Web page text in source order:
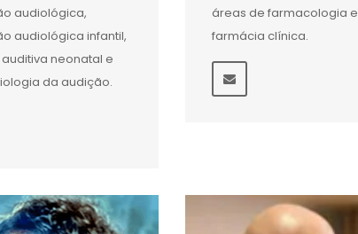
audiológica,
audiológica infantil,
neonatal e
da audição.
áreas de farmacologia e
farmácia clínica.